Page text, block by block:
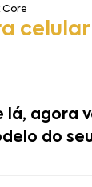
Core
celular
lá, agora
do